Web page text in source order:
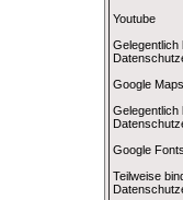
Youtube
Gelegentlich
Google Maps
Gelegentlich
Google Fonts
Teilweise